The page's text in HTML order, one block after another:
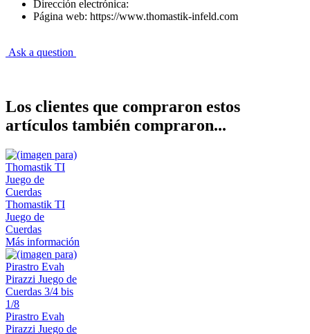
Dirección electrónica:
Página web: https://www.thomastik-infeld.com
Ask a question
Los clientes que compraron estos
artículos también compraron...
Thomastik TI
Juego de
Cuerdas
Más información
Pirastro Evah
Pirazzi Juego de